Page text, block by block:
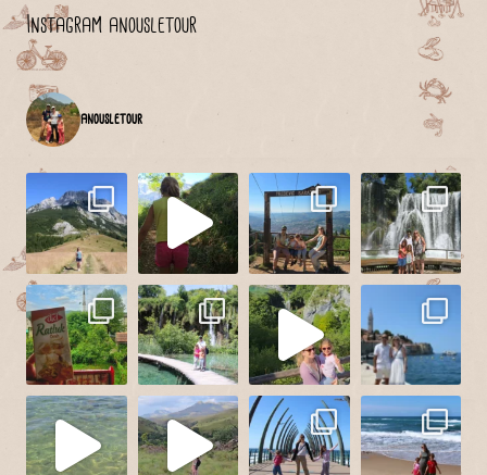
Instagram anousletour
anousletour